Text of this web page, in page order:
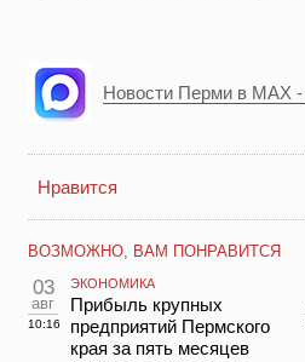
Новости Перми в MAX
Нравится
ВОЗМОЖНО, ВАМ ПОНРАВИТСЯ
03
авг
10:16
ЭКОНОМИКА
Прибыль крупных
предприятий Пермского
края за пять месяцев